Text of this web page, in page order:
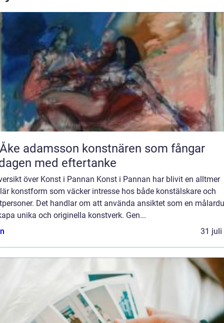
konstnären som fångar
med eftertanke
över Konst i Pannan Konst i Pannan har blivit en alltmer
konstform som väcker intresse hos både konstälskare och
Det handlar om att använda ansiktet som en
unika och originella konstverk. Gen...
31 juli